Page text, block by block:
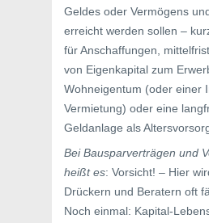
Geldes oder Vermögens
erreicht werden sollen –
für Anschaffungen,
von Eigenkapital zum
Wohneigentum (oder einer
Vermietung) oder eine
Geldanlage als
Bei Bausparverträgen und
heißt es: Vorsicht! – Hier
Drückern und Beratern oft
Noch einmal: Kapital-